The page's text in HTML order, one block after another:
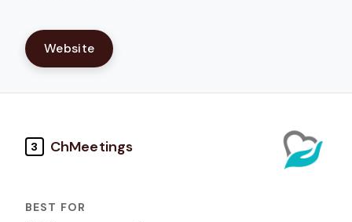
Website
3 ChMeetings